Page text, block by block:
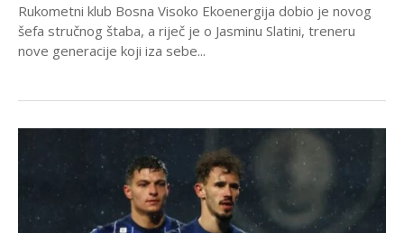
Rukometni klub Bosna Visoko Ekoenergija dobio je novog
šefa stručnog štaba, a riječ je o Jasminu Slatini, treneru
nove generacije koji iza sebe...